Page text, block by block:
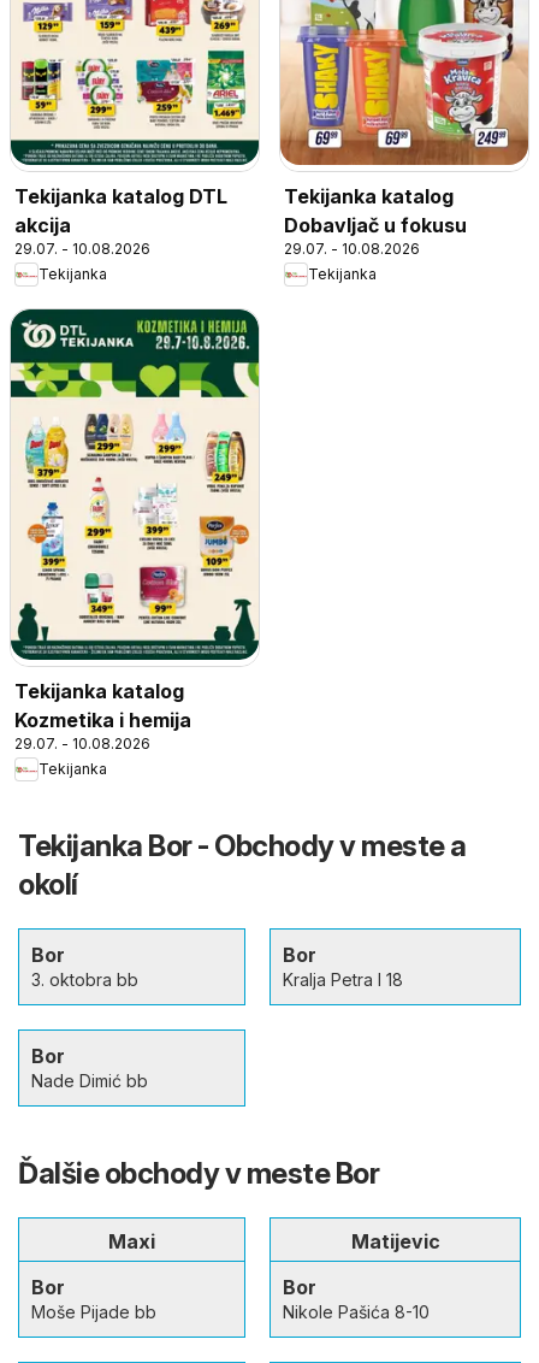
Tekijanka katalog DTL
akcija
29.07. - 10.08.2026
Tekijanka
Tekijanka katalog
Dobavljač u fokusu
29.07. - 10.08.2026
Tekijanka
Tekijanka katalog
Kozmetika i hemija
29.07. - 10.08.2026
Tekijanka
Tekijanka Bor - Obchody v meste a
okolí
Bor
3. oktobra bb
Bor
Kralja Petra I 18
Bor
Nade Dimić bb
Ďalšie obchody v meste Bor
Maxi
Bor
Moše Pijade bb
Matijevic
Bor
Nikole Pašića 8-10